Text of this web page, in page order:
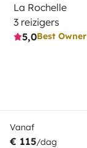
La Rochelle
3 reizigers
5,0Best Owner
Vanaf
€ 115/dag